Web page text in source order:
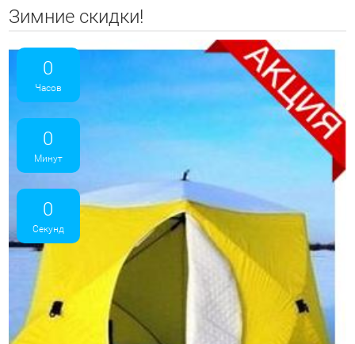
Зимние скидки!
0
Часов
0
Минут
0
Секунд